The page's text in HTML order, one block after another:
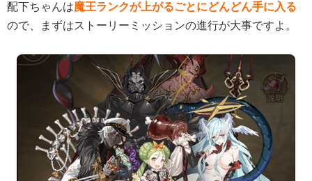
配下ちゃんは魔王ランクが上がるごとにどんどん手に入る
ので、まずはストーリーミッションの進行が大事ですよ。